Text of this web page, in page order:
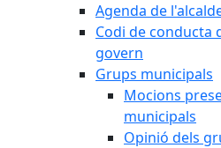
Agenda de
Codi de conducta
govern
Grups municipals
Mocions
municipals
Opinió dels